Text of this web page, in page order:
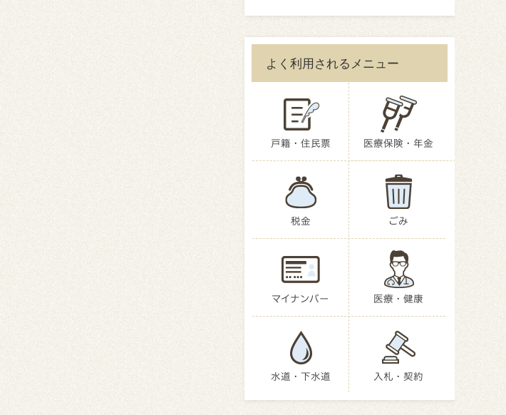
よく利用されるメニュー
戸籍・住民票 医療保険・年金
税金 ごみ
マイナンバー 医療・健康
水道・下水道 入札・契約